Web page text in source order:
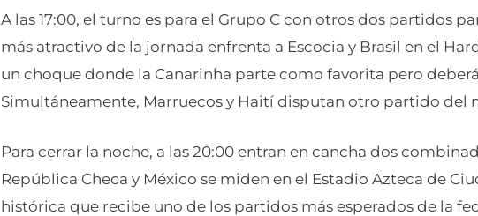
A las 17:00, el turno es para el Grupo C con otros dos partidos
más atractivo de la jornada enfrenta a Escocia y Brasil en el
un choque donde la Canarinha parte como favorita pero
Simultáneamente, Marruecos y Haití disputan otro partido del
Para cerrar la noche, a las 20:00 entran en cancha dos
República Checa y México se miden en el Estadio Azteca de
histórica que recibe uno de los partidos más esperados de la